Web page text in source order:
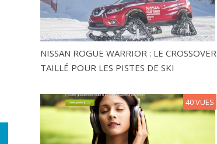
NISSAN ROGUE WARRIOR : LE CROSSOVER
TAILLÉ POUR LES PISTES DE SKI
40 VUES